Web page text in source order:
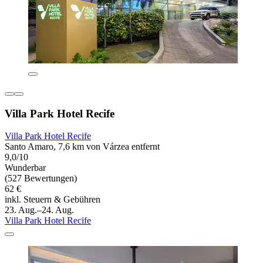
Villa Park Hotel Recife
Villa Park Hotel Recife
Santo Amaro, 7,6 km von Várzea entfernt
9,0/10
Wunderbar
(527 Bewertungen)
62 €
inkl. Steuern & Gebühren
23. Aug.–24. Aug.
Villa Park Hotel Recife